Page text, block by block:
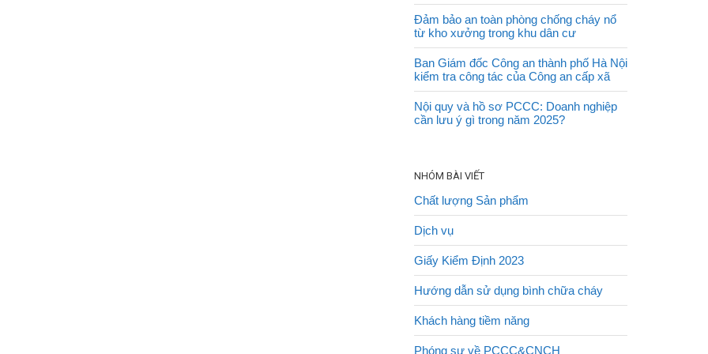
Đảm bảo an toàn phòng chống cháy nổ
từ kho xưởng trong khu dân cư
Ban Giám đốc Công an thành phố Hà Nội
kiểm tra công tác của Công an cấp xã
Nội quy và hồ sơ PCCC: Doanh nghiệp
cần lưu ý gì trong năm 2025?
NHÓM BÀI VIẾT
Chất lượng Sản phẩm
Dịch vụ
Giấy Kiểm Định 2023
Hướng dẫn sử dụng bình chữa cháy
Khách hàng tiềm năng
Phóng sự về PCCC&CNCH